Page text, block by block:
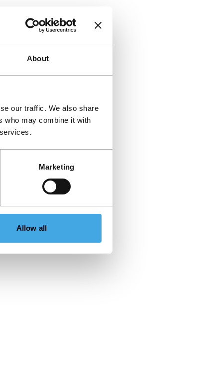
About
our traffic. We also share
who may combine it with
Marketing
Allow all